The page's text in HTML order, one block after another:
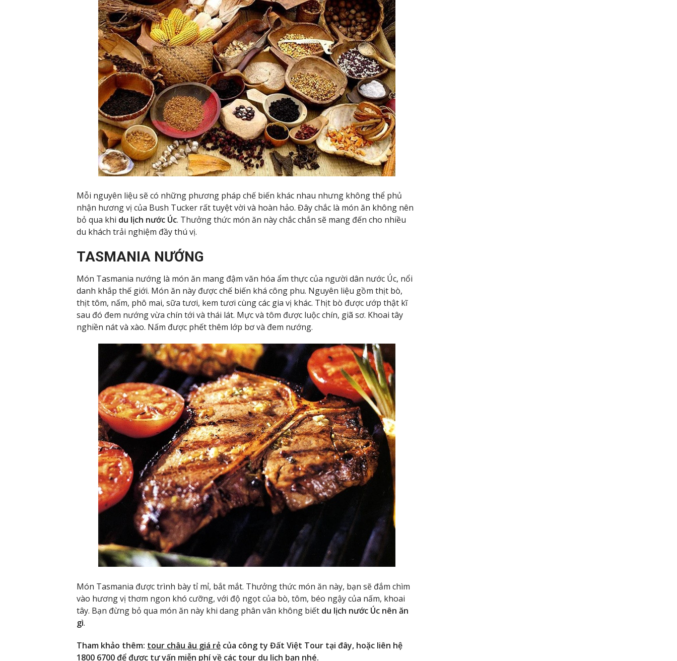
Mỗi nguyên liệu sẽ có những phương pháp chế biến khác nhau nhưng không thể phủ
nhận hương vị của Bush Tucker rất tuyệt vời và hoàn hảo. Đây chắc là món ăn không nên
bỏ qua khi du lịch nước Úc. Thưởng thức món ăn này chắc chắn sẽ mang đến cho nhiều
du khách trải nghiệm đầy thú vị.
TASMANIA NƯỚNG
Món Tasmania nướng là món ăn mang đậm văn hóa ẩm thực của người dân nước Úc, nổi
danh khắp thế giới. Món ăn này được chế biến khá công phu. Nguyên liệu gồm thịt bò,
thịt tôm, nấm, phô mai, sữa tươi, kem tươi cùng các gia vị khác. Thịt bò được ướp thật kĩ
sau đó đem nướng vừa chín tới và thái lát. Mực và tôm được luộc chín, giã sơ. Khoai tây
nghiền nát và xào. Nấm được phết thêm lớp bơ và đem nướng.
Món Tasmania được trình bày tỉ mỉ, bắt mắt. Thưởng thức món ăn này, bạn sẽ đắm chìm
vào hương vị thơm ngon khó cưỡng, với độ ngọt của bò, tôm, béo ngậy của nấm, khoai
tây. Bạn đừng bỏ qua món ăn này khi dang phân vân không biết du lịch nước Úc nên ăn
gì.
Tham khảo thêm: tour châu âu giá rẻ của công ty Đất Việt Tour tại đây, hoặc liên hệ
1800 6700 để được tư vấn miễn phí về các tour du lịch bạn nhé.